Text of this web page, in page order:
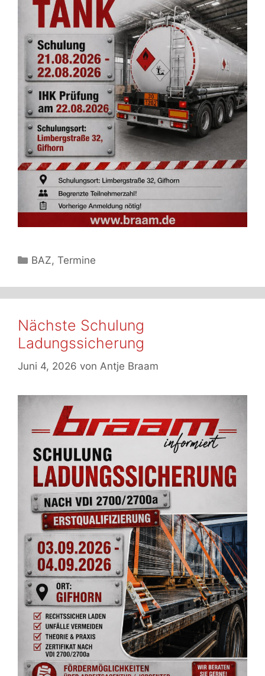
Kategorien
BAZ,Termine
Nächste Schulung
Ladungssicherung
Juni 4, 2026 von Antje Braam